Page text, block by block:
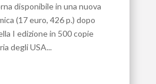
disponibile in una nuova
(17 euro, 426 p.) dopo
I edizione in 500 copie
degli USA...